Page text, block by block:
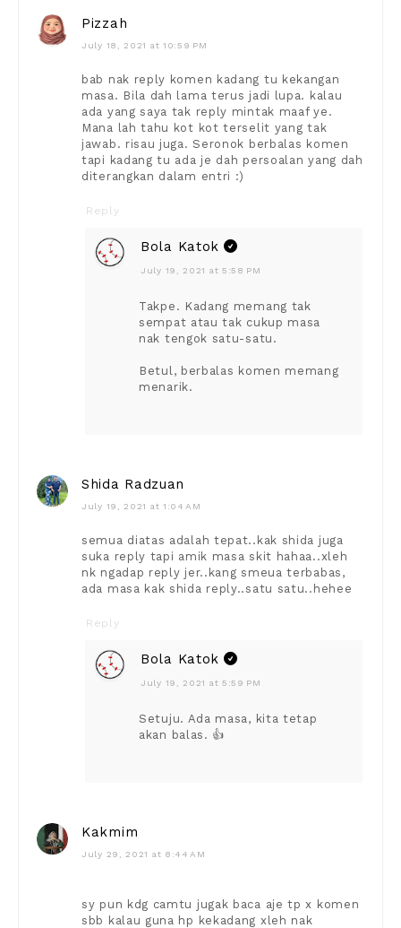
Pizzah
July 18, 2021 at 10:59 PM
bab nak reply komen kadang tu kekangan
masa. Bila dah lama terus jadi lupa. kalau
ada yang saya tak reply mintak maaf ye.
Mana lah tahu kot kot terselit yang tak
jawab. risau juga. Seronok berbalas komen
tapi kadang tu ada je dah persoalan yang dah
diterangkan dalam entri :)
Reply
Bola Katok
July 19, 2021 at 5:58 PM
Takpe. Kadang memang tak
sempat atau tak cukup masa
nak tengok satu-satu.
Betul, berbalas komen memang
menarik.
Shida Radzuan
July 19, 2021 at 1:04 AM
semua diatas adalah tepat..kak shida juga
suka reply tapi amik masa skit hahaa..xleh
nk ngadap reply jer..kang smeua terbabas,
ada masa kak shida reply..satu satu..hehee
Reply
Bola Katok
July 19, 2021 at 5:59 PM
Setuju. Ada masa, kita tetap
akan balas. 👍
Kakmim
July 29, 2021 at 8:44 AM
sy pun kdg camtu jugak baca aje tp x komen
sbb kalau guna hp kekadang xleh nak